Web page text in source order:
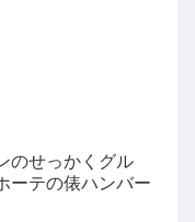
のせっかくグル
ーテの俵ハンバー